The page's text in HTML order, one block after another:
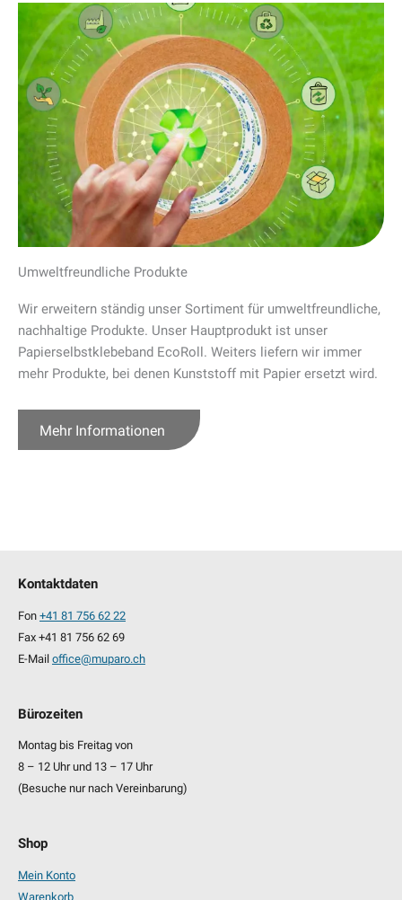
Umweltfreundliche Produkte
Wir erweitern ständig unser Sortiment für umweltfreundliche,
nachhaltige Produkte. Unser Hauptprodukt ist unser
Papierselbstklebeband EcoRoll. Weiters liefern wir immer
mehr Produkte, bei denen Kunststoff mit Papier ersetzt wird.
Mehr Informationen
Kontaktdaten
Fon +41 81 756 62 22
Fax +41 81 756 62 69
E-Mail office@muparo.ch
Bürozeiten
Montag bis Freitag von
8 – 12 Uhr und 13 – 17 Uhr
(Besuche nur nach Vereinbarung)
Shop
Mein Konto
Warenkorb